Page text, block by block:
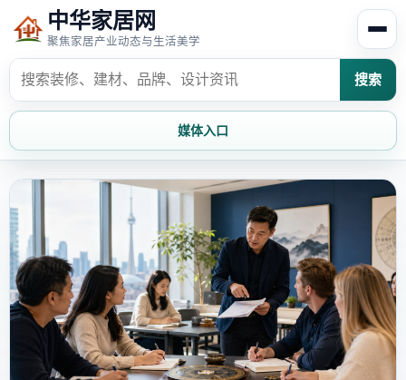
中华家居网
聚焦家居产业动态与生活美学
搜索
媒体入口
家居资讯
家居风水 家居欣赏
时尚饰家 装修设计
家具知识 家居文化